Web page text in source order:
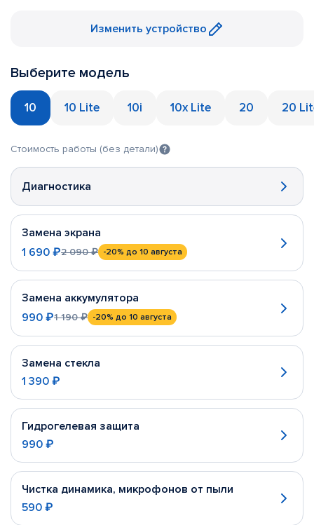
Изменить устройство
Выберите модель
10 10 Lite 10i 10x Lite 20 20
Стоимость работы (без детали)
Диагностика
Замена экрана
1 690 ₽2 090 ₽ -20% до 10 августа
Замена аккумулятора
990 ₽1 190 ₽ -20% до 10 августа
Замена стекла
1 390 ₽
Гидрогелевая защита
990 ₽
Чистка динамика, микрофонов от пыли
590 ₽